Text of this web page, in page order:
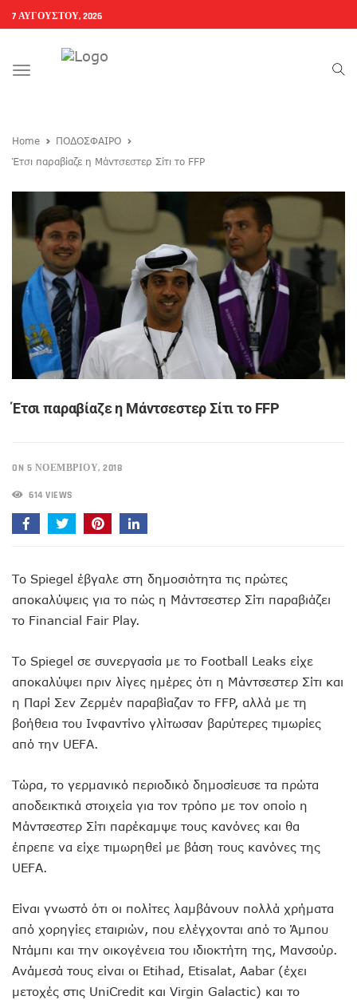
7 ΑΥΓΟΎΣΤΟΥ, 2026
Toggle
Home
ΠΟΔΟΣΦΑΙΡΟ
Έτσι παραβίαζε η Μάντσεστερ Σίτι το FFP
Έτσι παραβίαζε η Μάντσεστερ Σίτι το FFP
ON 5 ΝΟΕΜΒΡΊΟΥ, 2018
614 VIEWS
Το Spiegel έβγαλε στη δημοσιότητα τις πρώτες
αποκαλύψεις για το πώς η Μάντσεστερ Σίτι παραβιάζει
το Financial Fair Play.
Το Spiegel σε συνεργασία με το Football Leaks είχε
αποκαλύψει πριν λίγες ημέρες ότι η Μάντσεστερ Σίτι και
η Παρί Σεν Ζερμέν παραβίαζαν το FFP, αλλά με τη
βοήθεια του Ινφαντίνο γλίτωσαν βαρύτερες τιμωρίες
από την UEFA.
Τώρα, το γερμανικό περιοδικό δημοσίευσε τα πρώτα
αποδεικτικά στοιχεία για τον τρόπο με τον οποίο η
Μάντσεστερ Σίτι παρέκαμψε τους κανόνες και θα
έπρεπε να είχε τιμωρηθεί με βάση τους κανόνες της
UEFA.
Είναι γνωστό ότι οι πολίτες λαμβάνουν πολλά χρήματα
από χορηγίες εταιριών, που ελέγχονται από το Άμπου
Ντάμπι και την οικογένεια του ιδιοκτήτη της, Μανσούρ.
Ανάμεσά τους είναι οι Etihad, Etisalat, Aabar (έχει
μετοχές στις UniCredit και Virgin Galactic) και το